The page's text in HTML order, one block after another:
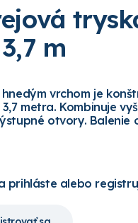
m
vrchom je
metra. Kombinuje
otvory. Balenie
prihláste alebo